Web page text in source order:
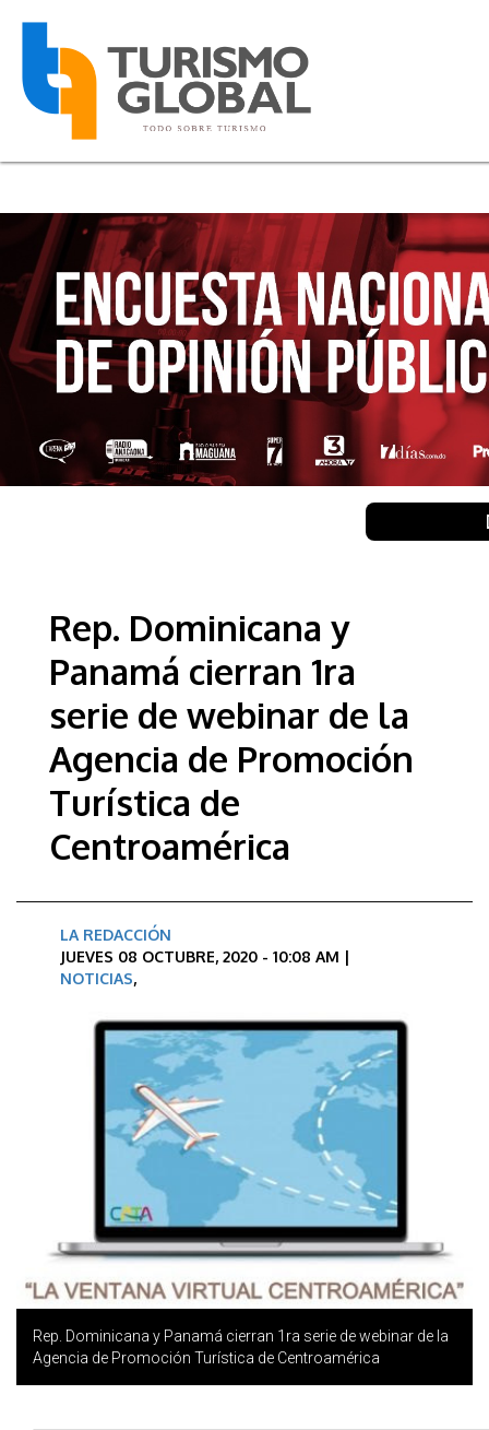
Rep. Dominicana y
Panamá cierran 1ra
serie de webinar de la
Agencia de Promoción
Turística de
Centroamérica
LA REDACCIÓN
JUEVES 08 OCTUBRE, 2020 - 10:08 AM |
NOTICIAS,
Rep. Dominicana y Panamá cierran 1ra serie de webinar de la
Agencia de Promoción Turística de Centroamérica